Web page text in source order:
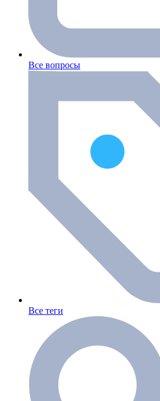
Все вопросы
Все теги